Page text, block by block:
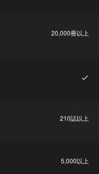
20,000冊以上
210誌以上
5,000以上